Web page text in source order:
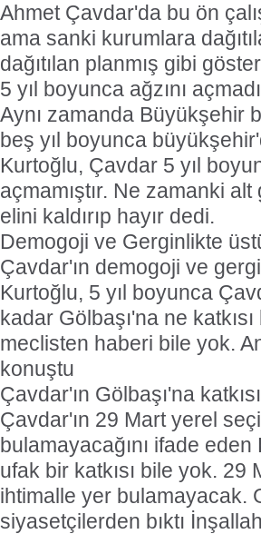
Ahmet Çavdar'da bu ön
ama sanki kurumlara
dağıtılan planmış gibi
5 yıl boyunca ağzını açmadı
Aynı zamanda Büyükşehir
beş yıl boyunca
Kurtoğlu, Çavdar 5 yıl
açmamıştır. Ne zamanki
elini kaldırıp hayır dedi.
Demogoji ve Gerginlikte
Çavdar'ın demogoji ve
Kurtoğlu, 5 yıl boyunca
kadar Gölbaşı'na ne
meclisten haberi bile yok.
konuştu
Çavdar'ın Gölbaşı'na
Çavdar'ın 29 Mart yerel
bulamayacağını ifade eden
ufak bir katkısı bile yok.
ihtimalle yer bulamayacak.
siyasetçilerden bıktı